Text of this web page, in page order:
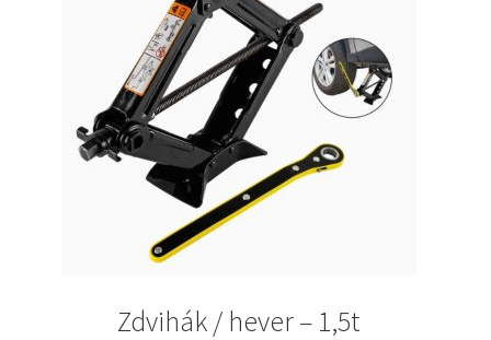
Zdvihák / hever – 1,5t